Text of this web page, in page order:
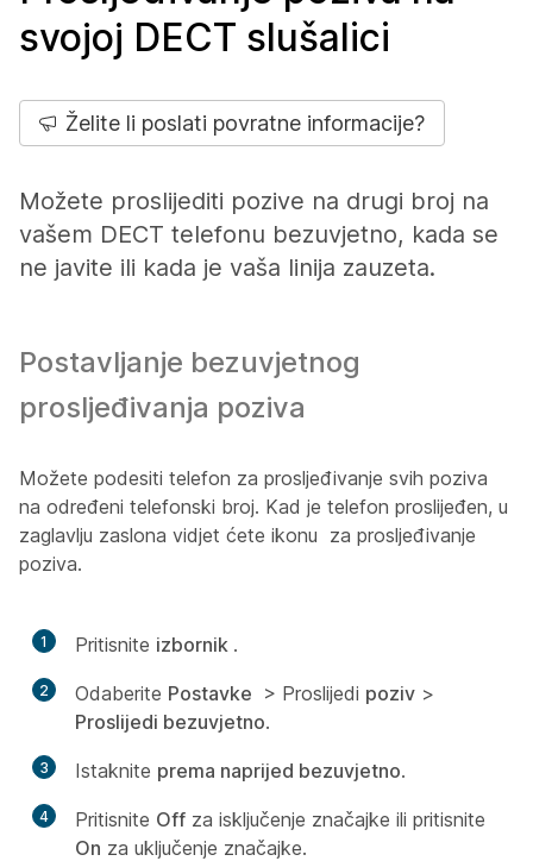
svojoj DECT slušalici
Želite li poslati povratne informacije?
Možete proslijediti pozive na drugi broj na
vašem DECT telefonu bezuvjetno, kada se
ne javite ili kada je vaša linija zauzeta.
Postavljanje bezuvjetnog
prosljeđivanja poziva
Možete podesiti telefon za prosljeđivanje svih poziva
na određeni telefonski broj. Kad je telefon proslijeđen, u
zaglavlju zaslona vidjet ćete ikonu za prosljeđivanje
poziva.
1 Pritisnite izbornik .
2 Odaberite Postavke > Proslijedi poziv >
Proslijedi bezuvjetno.
3 Istaknite prema naprijed bezuvjetno.
4 Pritisnite Off za isključenje značajke ili pritisnite
On za uključenje značajke.